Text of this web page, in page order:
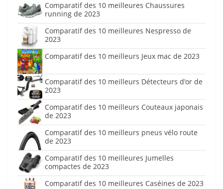
Comparatif des 10 meilleures Chaussures
running de 2023
Comparatif des 10 meilleures Nespresso de
2023
Comparatif des 10 meilleurs Jeux mac de 2023
Comparatif des 10 meilleurs Détecteurs d’or de
2023
Comparatif des 10 meilleurs Couteaux japonais
de 2023
Comparatif des 10 meilleurs pneus vélo route
de 2023
Comparatif des 10 meilleures Jumelles
compactes de 2023
Comparatif des 10 meilleures Caséines de 2023